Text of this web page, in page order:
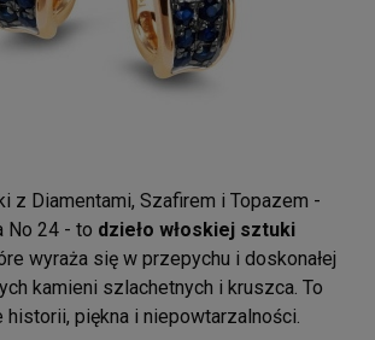
z Diamentami, Szafirem i Topazem -
No 24 - to dzieło włoskiej sztuki
wyraża się w przepychu i doskonałej
kamieni szlachetnych i kruszca. To
historii, piękna i niepowtarzalności.